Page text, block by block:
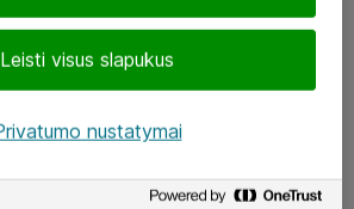
Leisti visus slapukus
nustatymai